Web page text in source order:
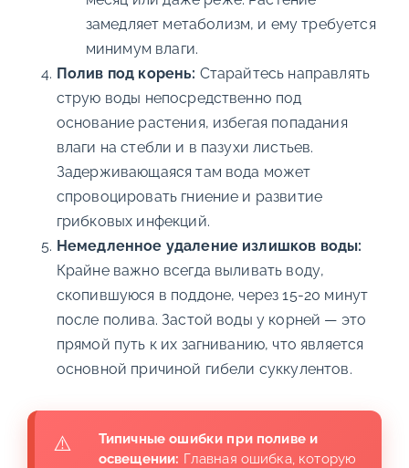
замедляет метаболизм, и ему требуется
минимум влаги.
Полив под корень: Старайтесь направлять
струю воды непосредственно под
основание растения, избегая попадания
влаги на стебли и в пазухи листьев.
Задерживающаяся там вода может
спровоцировать гниение и развитие
грибковых инфекций.
Немедленное удаление излишков воды:
Крайне важно всегда выливать воду,
скопившуюся в поддоне, через 15-20 минут
после полива. Застой воды у корней — это
прямой путь к их загниванию, что является
основной причиной гибели суккулентов.
Типичные ошибки при поливе и
освещении: Главная ошибка, которую